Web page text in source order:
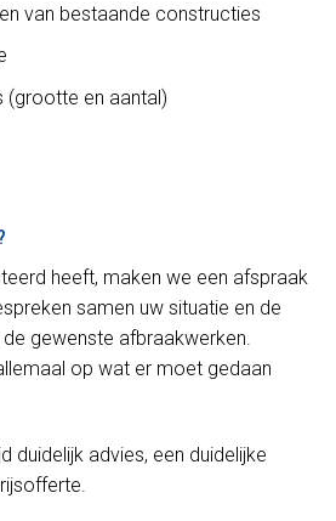
van bestaande constructies
(grootte en aantal)
heeft, maken we een afspraak
samen uw situatie en de
gewenste afbraakwerken.
op wat er moet gedaan
duidelijk advies, een duidelijke